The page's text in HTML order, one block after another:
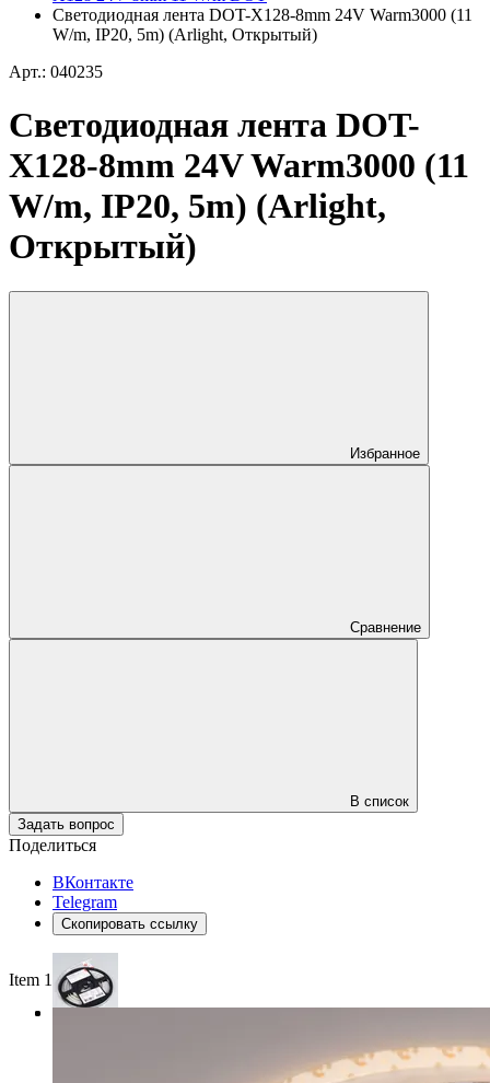
Светодиодная лента DOT-X128-8mm 24V Warm3000 (11
W/m, IP20, 5m) (Arlight, Открытый)
Арт.: 040235
Светодиодная лента DOT-
X128-8mm 24V Warm3000 (11
W/m, IP20, 5m) (Arlight,
Открытый)
Избранное
Сравнение
В список
Задать вопрос
Поделиться
ВКонтакте
Telegram
Скопировать ссылку
Item 1 of 3